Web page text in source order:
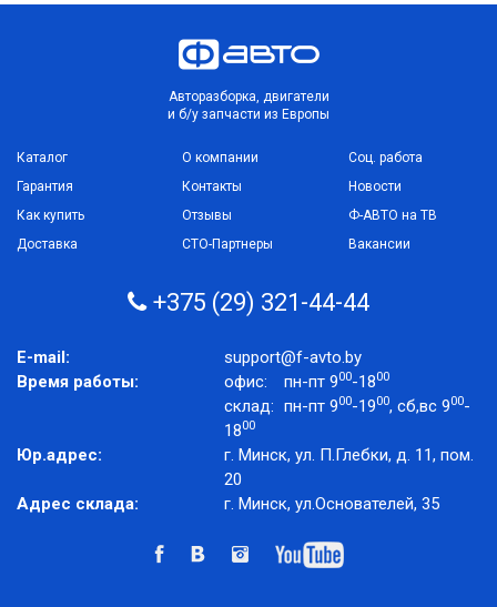
Авторазборка, двигатели
и б/у запчасти из Европы
Каталог
Гарантия
Как купить
Доставка
О компании
Контакты
Отзывы
СТО-Партнеры
Соц. работа
Новости
Ф-АВТО на ТВ
Вакансии
+375 (29) 321-44-44
E-mail:
support@f-avto.by
Время работы:
офис: пн-пт 900-1800
склад: пн-пт 900-1900, сб,вс 900-
1800
Юр.адрес:
г. Минск, ул. П.Глебки, д. 11, пом.
20
Адрес склада:
г. Минск, ул.Основателей, 35